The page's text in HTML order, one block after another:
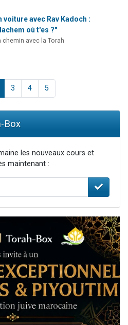
voiture avec Rav Kadoch :
où t'es ?"
chemin avec la Torah
3 4 5
Box
les nouveaux cours et
maintenant :